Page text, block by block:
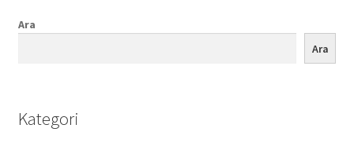
Ara
Ara
Kategori